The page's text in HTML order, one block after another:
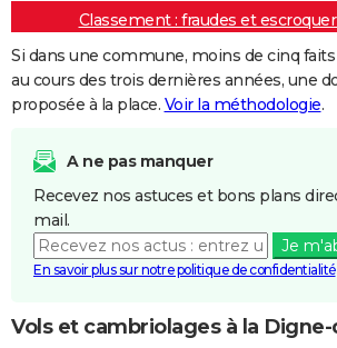
Classement : fraudes et
Si dans une commune, moins de cinq
au cours des trois dernières années, une
proposée à la place. Voir la méthodologie.
A ne pas manquer
Recevez nos astuces et bons plans
mail.
Je
En savoir plus sur notre politique de confidentialité
Vols et cambriolages à la Digne-